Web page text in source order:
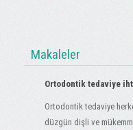
Makaleler
Ortodontik tedaviye
Ortodontik tedaviye
düzgün dişli ve